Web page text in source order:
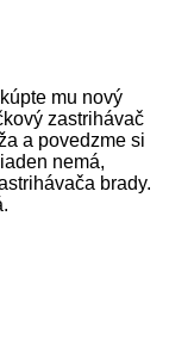
mu nový
zastrihávač
a povedzme si
nemá,
brady.